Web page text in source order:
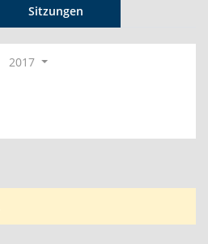
Sitzungen
2017